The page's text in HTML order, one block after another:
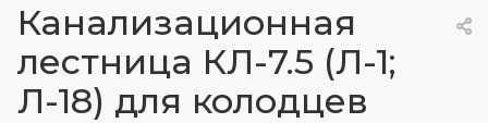
Канализационная
лестница КЛ-7.5 (Л-1;
Л-18) для колодцев